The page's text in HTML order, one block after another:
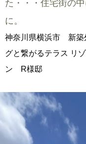
た・・・住宅街の
に。
神奈川県横浜市 新築
グと繋がるテラス リ
ン R様邸